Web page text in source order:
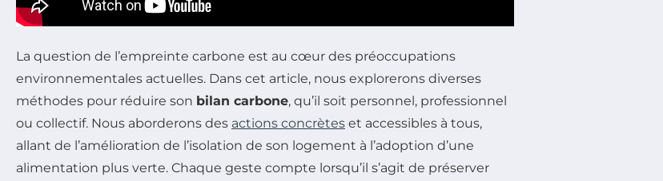
La question de l’empreinte carbone est au cœur des préoccupations
environnementales actuelles. Dans cet article, nous explorerons diverses
méthodes pour réduire son bilan carbone, qu’il soit personnel, professionnel
ou collectif. Nous aborderons des actions concrètes et accessibles à tous,
allant de l’amélioration de l’isolation de son logement à l’adoption d’une
alimentation plus verte. Chaque geste compte lorsqu’il s’agit de préserver